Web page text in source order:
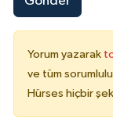
Yorum yazarak
ve tüm
Hürses hiçbir